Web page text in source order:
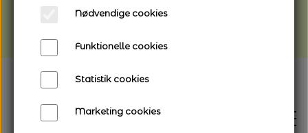
Vi gør opmærksom på, at der kan være lidt
længere leveringstid
Nødvendige cookies
Funktionelle cookies
Statistik cookies
Marketing cookies